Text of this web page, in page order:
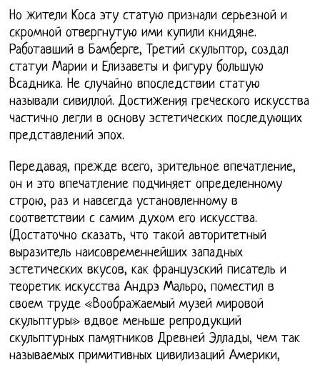
Но жители Коса эту статую признали серьезной и
скромной отвергнутую ими купили книдяне.
Работавший в Бамберге, Третий скульптор, создал
статуи Марии и Елизаветы и фигуру большую
Всадника. Не случайно впоследствии статую
называли сивиллой. Достижения греческого искусства
частично легли в основу эстетических последующих
представлений эпох.
Передавая, прежде всего, зрительное впечатление,
он и это впечатление подчиняет определенному
строю, раз и навсегда установленному в
соответствии с самим духом его искусства.
(Достаточно сказать, что такой авторитетный
выразитель наисовременнейших западных
эстетических вкусов, как французский писатель и
теоретик искусства Андрэ Мальро, поместил в
своем труде «Воображаемый музей мировой
скульптуры» вдвое меньше репродукций
скульптурных памятников Древней Эллады, чем так
называемых примитивных цивилизаций Америки,